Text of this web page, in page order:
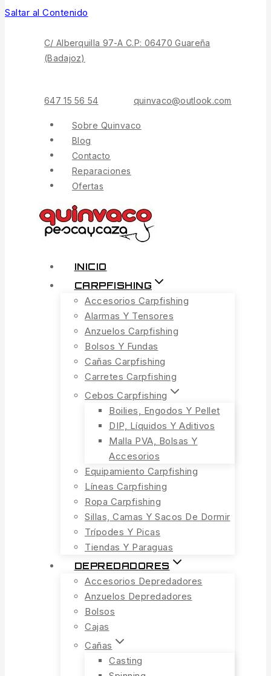
Saltar al Contenido
C/ Alberquilla 97-A C.P: 06470 Guareña
(Badajoz)
647 15 56 54 quinvaco@outlook.com
Sobre Quinvaco
Blog
Contacto
Reparaciones
Ofertas
INICIO
CARPFISHING
Accesorios Carpfishing
Alarmas Y Tensores
Anzuelos Carpfishing
Bolsos Y Fundas
Cañas Carpfishing
Carretes Carpfishing
Cebos Carpfishing
Boilies, Engodos Y Pellet
DIP, Líquidos Y Aditivos
Malla PVA, Bolsas Y
Accesorios
Equipamiento Carpfishing
Líneas Carpfishing
Ropa Carpfishing
Sillas, Camas Y Sacos De Dormir
Trípodes Y Picas
Tiendas Y Paraguas
DEPREDADORES
Accesorios Depredadores
Anzuelos Depredadores
Bolsos
Cajas
Cañas
Casting